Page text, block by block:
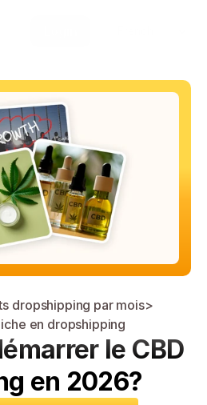
dropshipping par mois>
en dropshipping
le CBD
en 2026?